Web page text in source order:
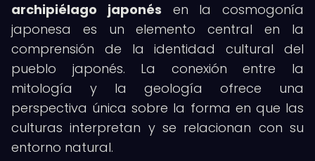
archipiélago japonés en la cosmogonía
japonesa es un elemento central en la
comprensión de la identidad cultural del
pueblo japonés. La conexión entre la
mitología y la geología ofrece una
perspectiva única sobre la forma en que las
culturas interpretan y se relacionan con su
entorno natural.